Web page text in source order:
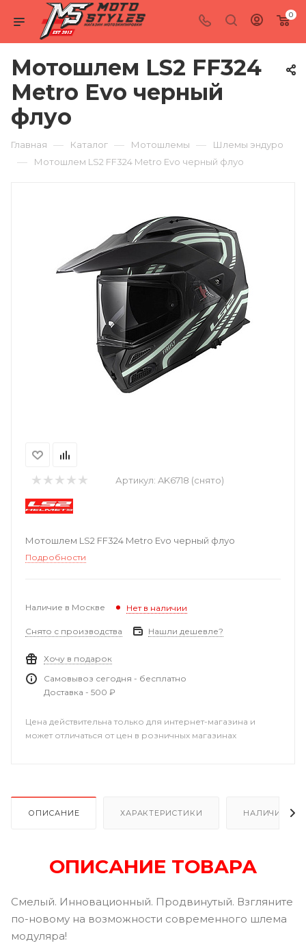
0
Мотошлем LS2 FF324
Metro Evo черный
флуо
Главная — Каталог — Мотошлемы — Шлемы эндуро
— Мотошлем LS2 FF324 Metro Evo черный флуо
Артикул: AK6718 (снято)
Мотошлем LS2 FF324 Metro Evo черный флуо
Подробности
Наличие в Москве Нет в наличии
Снято с производства Нашли дешевле?
Хочу в подарок
Самовывоз сегодня - бесплатно
Доставка - 500 ₽
Цена действительна только для интернет-магазина и
может отличаться от цен в розничных магазинах
ОПИСАНИЕ ХАРАКТЕРИСТИКИ НАЛИЧИЕ
ОПИСАНИЕ ТОВАРА
Смелый. Инновационный. Продвинутый. Взгляните
по-новому на возможности современного шлема
модуляра!